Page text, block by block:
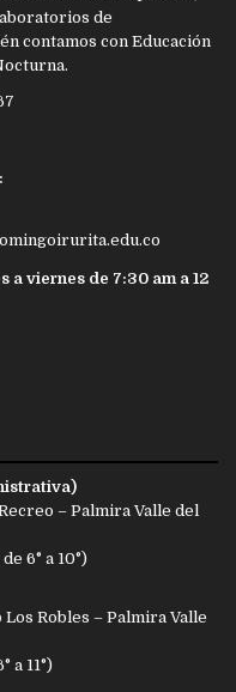
de
contamos con Educación
a viernes de 7:30 am a 12
– Palmira Valle del
6° a 10°)
Robles – Palmira Valle
a 11°)